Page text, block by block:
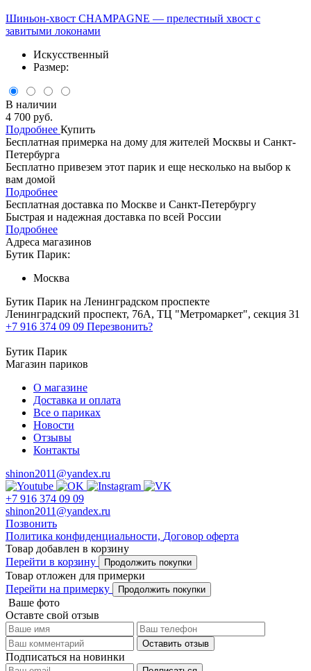
Шиньон-хвост CHAMPAGNE — прелестный хвост с
завитыми локонами
Искусственный
Размер:
В наличии
4 700 руб.
Подробнее Купить
Бесплатная примерка на дому для жителей Москвы и Санкт-
Петербурга
Бесплатно привезем этот парик и еще несколько на выбор к
вам домой
Подробнее
Бесплатная доставка по Москве и Санкт-Петербургу
Быстрая и надежная доставка по всей России
Подробнее
Адреса магазинов
Бутик Парик:
Москва
Бутик Парик на Ленинградском проспекте
Ленинградский проспект, 76А, ТЦ "Метромаркет", секция 31
+7 916 374 09 09 Перезвонить?
Бутик Парик
Магазин париков
О магазине
Доставка и оплата
Все о париках
Новости
Отзывы
Контакты
shinon2011@yandex.ru
+7 916 374 09 09
shinon2011@yandex.ru
Позвонить
Политика конфиденциальности, Договор оферта
Товар добавлен в корзину
Перейти в корзину
Продолжить покупки
Товар отложен для примерки
Перейти на примерку
Продолжить покупки
Ваше фото
Оставте свой отзыв
Оставить отзыв
Подписаться на новинки